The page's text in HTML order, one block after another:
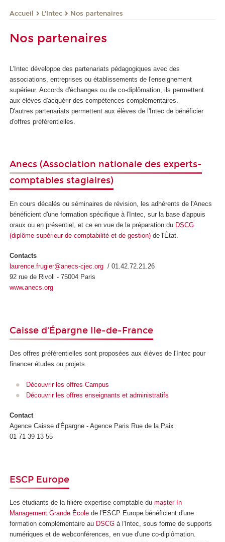
Accueil L'Intec Nos partenaires
Nos partenaires
L'Intec développe des partenariats pédagogiques avec des
associations, entreprises ou établissements de l'enseignement
supérieur. Accords d'échanges ou de co-diplômation, ils permettent
aux élèves d'acquérir des compétences complémentaires.
D'autres partenariats permettent aux élèves de l'Intec de bénéficier
d'offres préférentielles.
Anecs (Association nationale des experts-
comptables stagiaires)
En cours décalés ou séminaires de révision, les adhérents de l'Anecs
bénéficient d'une formation spécifique à l'Intec, sur la base d'appuis
oraux ou en présentiel, et ce en vue de la préparation du DSCG
(diplôme supérieur de comptabilité et de gestion) de l'État.
Contacts
laurence.frugier@anecs-cjec.org / 01.42.72.21.26
92 rue de Rivoli - 75004 Paris
www.anecs.org
Caisse d'Épargne Ile-de-France
Des offres préférentielles sont proposées aux élèves de l'Intec pour
financer études ou projets.
Découvrir les offres Campus
Découvrir les offres enseignants et administratifs
Contact
Agence Caisse d'Épargne - Agence Paris Rue de la Paix
01 71 39 13 55
ESCP Europe
Les étudiants de la filière expertise comptable du master In
Management Grande École de l'ESCP Europe bénéficient d'une
formation complémentaire au DSCG à l'Intec, sous forme de supports
numériques et de webconférences, en vue d'une co-diplômation.